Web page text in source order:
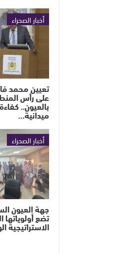
أخبار الصحراء
تعيين محمد
على رأس
بالعيون..
ميدانية…
أخبار الصحراء
جهة العيون
تضع أولوياتها
الاستراتيجية